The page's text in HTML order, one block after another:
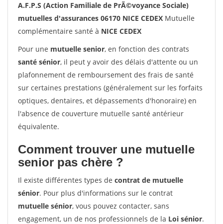
A.F.P.S (Action Familiale de PrÃ©voyance Sociale)
mutuelles d'assurances 06170 NICE CEDEX Mutuelle
complémentaire santé à NICE CEDEX
Pour une mutuelle senior, en fonction des contrats
santé sénior, il peut y avoir des délais d'attente ou un
plafonnement de remboursement des frais de santé
sur certaines prestations (généralement sur les forfaits
optiques, dentaires, et dépassements d'honoraire) en
l'absence de couverture mutuelle santé antérieur
équivalente.
Comment trouver une mutuelle
senior pas chère ?
Il existe différentes types de contrat de mutuelle
sénior. Pour plus d'informations sur le contrat
mutuelle sénior, vous pouvez contacter, sans
engagement, un de nos professionnels de la Loi sénior.